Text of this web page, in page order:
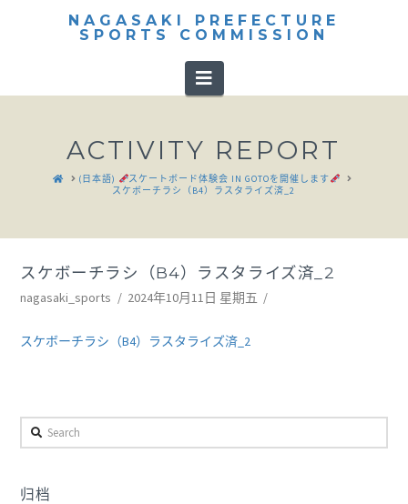
NAGASAKI PREFECTURE
SPORTS COMMISSION
Navigation
ACTIVITY REPORT
HOME(日本語)
スケートボード体験会 IN GOTOを開催します
スケボーチラシ（B4）ラスタライズ済_2
スケボーチラシ（B4）ラスタライズ済_2
nagasaki_sports 2024年10月11日 星期五
スケボーチラシ（B4）ラスタライズ済_2
Search
归档